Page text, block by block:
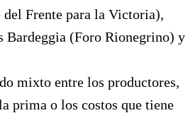
Frente para la Victoria),
Bardeggia (Foro Rionegrino) y
mixto entre los productores,
prima o los costos que tiene